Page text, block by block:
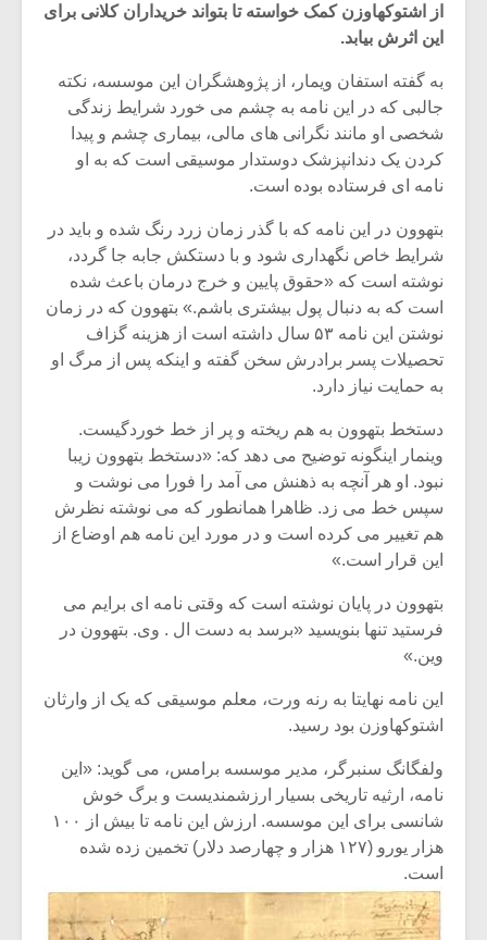
از اشتوکهاوزن کمک خواسته تا بتواند خریداران کلانی برای
این اثرش بیابد.
به گفته استفان ویمار، از پژوهشگران این موسسه، نکته
جالبی که در این نامه به چشم می خورد شرایط زندگی
شخصی او مانند نگرانی های مالی، بیماری چشم و پیدا
کردن یک دندانپزشک دوستدار موسیقی است که به او
نامه ای فرستاده بوده است.
بتهوون در این نامه که با گذر زمان زرد رنگ شده و باید در
شرایط خاص نگهداری شود و با دستکش جابه جا گردد،
نوشته است که «حقوق پایین و خرج درمان باعث شده
است که به دنبال پول بیشتری باشم.» بتهوون که در زمان
نوشتن این نامه ۵۳ سال داشته است از هزینه گزاف
تحصیلات پسر برادرش سخن گفته و اینکه پس از مرگ او
به حمایت نیاز دارد.
دستخط بتهوون به هم ریخته و پر از خط خوردگیست.
وینمار اینگونه توضیح می دهد که: «دستخط بتهوون زیبا
نبود. او هر آنچه به ذهنش می آمد را فورا می نوشت و
سپس خط می زد. ظاهرا همانطور که می نوشته نظرش
هم تغییر می کرده است و در مورد این نامه هم اوضاع از
این قرار است.»
بتهوون در پایان نوشته است که وقتی نامه ای برایم می
فرستید تنها بنویسید «برسد به دست ال . وی. بتهوون در
وین.»
این نامه نهایتا به رنه ورت، معلم موسیقی که یک از وارثان
اشتوکهاوزن بود رسید.
ولفگانگ سنبرگر، مدیر موسسه برامس، می گوید: «این
نامه، ارثیه تاریخی بسیار ارزشمندیست و برگ خوش
شانسی برای این موسسه. ارزش این نامه تا بیش از ۱۰۰
هزار یورو (۱۲۷ هزار و چهارصد دلار) تخمین زده شده
است.
میکلوش روژا
یادداشتی بر موسیقی
متن فیلم «متری
شیش و نیم»
اگر نمی توانی
مشهورترین باشی،
موسیقی
موسیقی
سکانسی